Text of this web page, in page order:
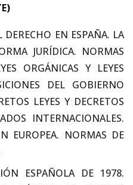
EN ESPAÑA. LA
JURÍDICA. NORMAS
ORGÁNICAS Y LEYES
DEL GOBIERNO
LEYES Y DECRETOS
INTERNACIONALES.
EUROPEA. NORMAS DE
ESPAÑOLA DE 1978.